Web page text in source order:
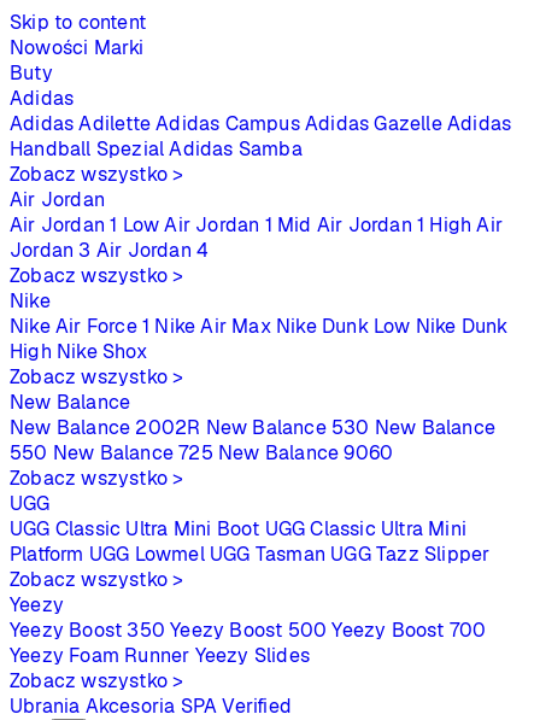
Skip to content
Nowości Marki
Buty
Adidas
Adidas Adilette Adidas Campus Adidas Gazelle Adidas
Handball Spezial Adidas Samba
Zobacz wszystko >
Air Jordan
Air Jordan 1 Low Air Jordan 1 Mid Air Jordan 1 High Air
Jordan 3 Air Jordan 4
Zobacz wszystko >
Nike
Nike Air Force 1 Nike Air Max Nike Dunk Low Nike Dunk
High Nike Shox
Zobacz wszystko >
New Balance
New Balance 2002R New Balance 530 New Balance
550 New Balance 725 New Balance 9060
Zobacz wszystko >
UGG
UGG Classic Ultra Mini Boot UGG Classic Ultra Mini
Platform UGG Lowmel UGG Tasman UGG Tazz Slipper
Zobacz wszystko >
Yeezy
Yeezy Boost 350 Yeezy Boost 500 Yeezy Boost 700
Yeezy Foam Runner Yeezy Slides
Zobacz wszystko >
Ubrania Akcesoria SPAVerified